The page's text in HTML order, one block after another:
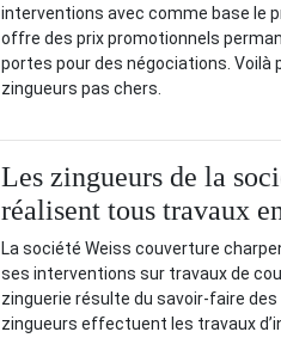
interventions avec comme base le
offre des prix promotionnels
portes pour des négociations. Voilà
zingueurs pas chers.
Les zingueurs de la
réalisent tous travaux
La société Weiss couverture
ses interventions sur travaux de
zinguerie résulte du savoir-faire
zingueurs effectuent les travaux